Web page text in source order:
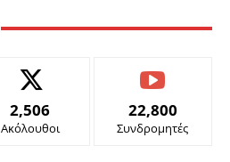
2,506
Ακόλουθοι
22,800
Συνδρομητές